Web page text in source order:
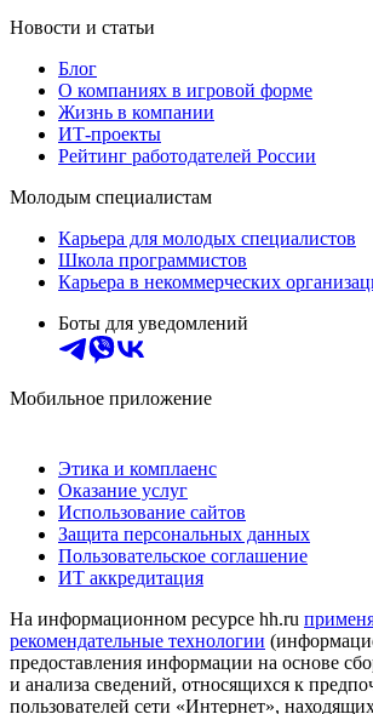
Новости и статьи
Блог
О компаниях в игровой форме
Жизнь в компании
ИТ-проекты
Рейтинг работодателей России
Молодым специалистам
Карьера для молодых специалистов
Школа программистов
Карьера в некоммерческих
Боты для уведомлений
Мобильное приложение
Этика и комплаенс
Оказание услуг
Использование сайтов
Защита персональных данных
Пользовательское соглашение
ИТ аккредитация
На информационном ресурсе hh.ru
рекомендательные технологии
предоставления информации на основе
и анализа сведений, относящихся к
пользователей сети «Интернет»,